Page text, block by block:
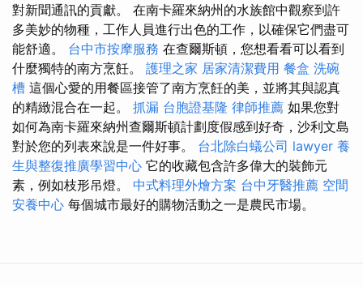
對新聞通訊的貢獻。 在南卡羅來納州的水族館中觀察到許
多美妙的物種，工作人員進行出色的工作，以確保它們盡可
能舒適。 台中市按摩服務 在查爾斯頓，您想看看可以看到
什麼獨特的南方烹飪。 護理之家 居家清潔費用 餐盒 洗碗
槽 這個心愛的用餐區接管了南方烹飪的美，並將其與認真
的精緻混合在一起。 抓漏 台胞證基隆 律師推薦 如果您對
如何為南卡羅來納州查爾斯頓計劃度假感到好奇，沙利文島
對於您的列表來說是一件好事。 台北除白蟻公司 lawyer 養
生與整復推廣學習中心 它的收藏包含許多偉大的裝飾元
素，例如枝形吊燈。 中式料理外燴方案 台中牙醫推薦 空間
安養中心 每個城市最好的購物活動之一是農民市場。